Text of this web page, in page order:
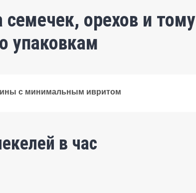
семечек, орехов и тому
упаковкам
с минимальным ивритом
в час